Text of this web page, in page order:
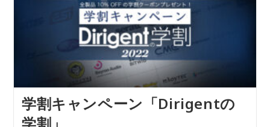
学割キャンペーン「Dirigentの
学割」